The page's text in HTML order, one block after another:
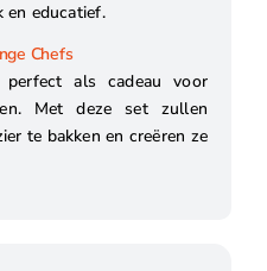
en educatief.
Chefs
als cadeau voor
Met deze set zullen
te bakken en creëren ze